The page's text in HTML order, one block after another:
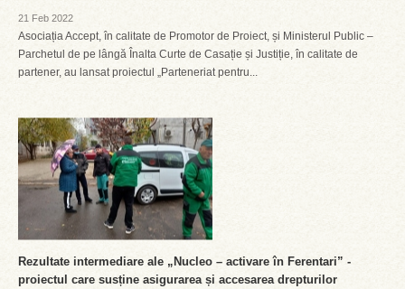
21 Feb 2022
Asociația Accept, în calitate de Promotor de Proiect, și Ministerul Public –
Parchetul de pe lângă Înalta Curte de Casație și Justiție, în calitate de
partener, au lansat proiectul „Parteneriat pentru...
Rezultate intermediare ale „Nucleo – activare în Ferentari” -
proiectul care susține asigurarea și accesarea drepturilor